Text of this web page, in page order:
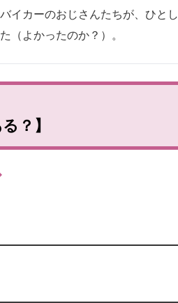
イカーのおじさんたちが、ひとし
（よかったのか？）。
？】